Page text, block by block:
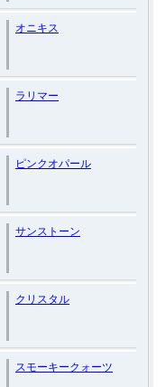
オニキス
ラリマー
ピンクオパール
サンストーン
クリスタル
スモーキークォーツ